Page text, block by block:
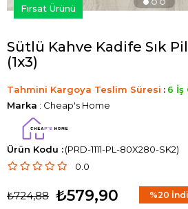
Fırsat Ürünü
Sütlü Kahve Kadife Sık
(1x3)
Tahmini Kargoya Teslim Süresi : 6 İş
Marka : Cheap's Home
(PRD-1111-PL-80X280-SK2)
0.0
₺724,88 ₺579,90 %20